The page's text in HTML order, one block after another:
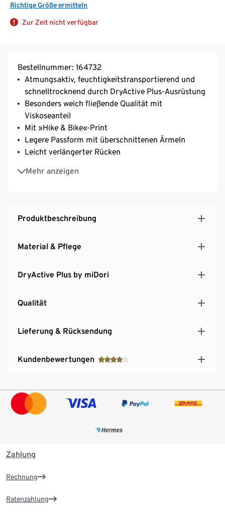
Richtige Größe ermitteln
Zur Zeit nicht verfügbar
Bestellnummer: 164732
Atmungsaktiv, feuchtigkeitstransportierend und
schnelltrocknend durch DryActive Plus-Ausrüstung
Besonders weich fließende Qualität mit
Viskoseanteil
Mit »Hike & Bike«-Print
Legere Passform mit überschnittenen Ärmeln
Leicht verlängerter Rücken
Mehr anzeigen
Damenshirt mit Rundhalsausschnitt
Produktbeschreibung
Material & Pflege
DryActive Plus by miDori
Qualität
Lieferung & Rücksendung
Kundenbewertungen
Zahlung
Rechnung
Ratenzahlung